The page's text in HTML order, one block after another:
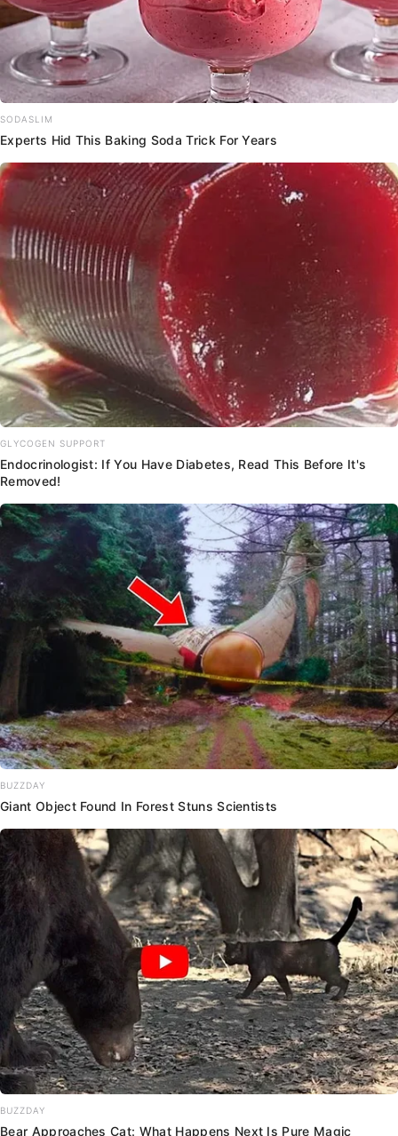
SODASLIM
Experts Hid This Baking Soda Trick For Years
GLYCOGEN SUPPORT
Endocrinologist: If You Have Diabetes, Read This Before It's
Removed!
BUZZDAY
Giant Object Found In Forest Stuns Scientists
BUZZDAY
Bear Approaches Cat: What Happens Next Is Pure Magic